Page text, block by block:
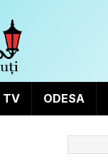
TV ODESA